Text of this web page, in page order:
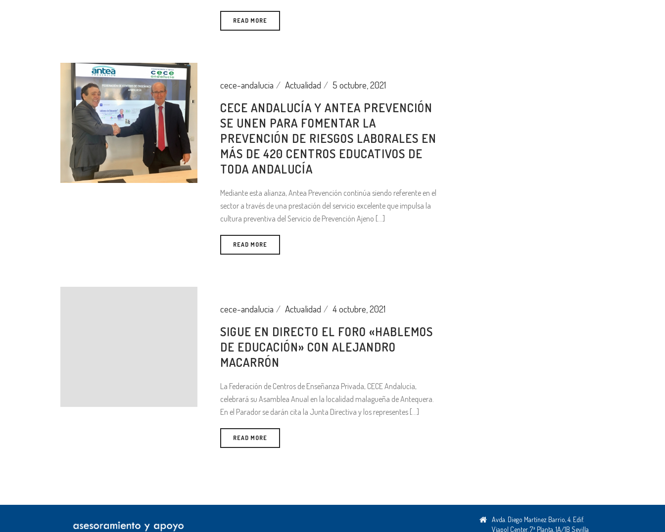
READ MORE
cece-andalucia Actualidad 5 octubre, 2021
CECE ANDALUCÍA Y ANTEA PREVENCIÓN
SE UNEN PARA FOMENTAR LA
PREVENCIÓN DE RIESGOS LABORALES EN
MÁS DE 420 CENTROS EDUCATIVOS DE
TODA ANDALUCÍA
Mediante esta alianza, Antea Prevención continúa siendo referente en el
sector a través de una prestación del servicio excelente que impulsa la
cultura preventiva del Servicio de Prevención Ajeno [...]
READ MORE
cece-andalucia Actualidad 4 octubre, 2021
SIGUE EN DIRECTO EL FORO «HABLEMOS
DE EDUCACIÓN» CON ALEJANDRO
MACARRÓN
La Federación de Centros de Enseñanza Privada, CECE Andalucía,
celebrará su Asamblea Anual en la localidad malagueña de Antequera.
En el Parador se darán cita la Junta Directiva y los representes [...]
READ MORE
Avda. Diego Martínez Barrio, 4. Edif.
Viapol Center. 7ª Planta, 1A/1B Sevilla